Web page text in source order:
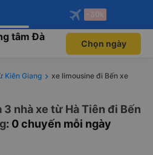
ngay!
thành viên độc
Mở app
đặt vé máy bay qua
Mở app
-30k
tâm Đà
Chọn ngày
Kiên Giang
xe limousine đi Bến xe
nhà xe từ Hà Tiên đi Bến
: 0 chuyến mỗi ngày